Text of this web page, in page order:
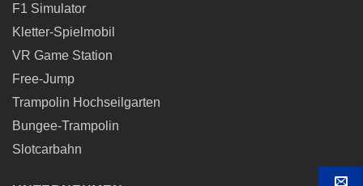
F1 Simulator
Kletter-Spielmobil
VR Game Station
Free-Jump
Trampolin Hochseilgarten
Bungee-Trampolin
Slotcarbahn